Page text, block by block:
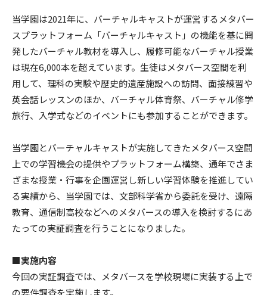
当学園は2021年に、バーチャルキャストが運営するメタバー
スプラットフォーム「バーチャルキャスト」の機能を基に開
発したバーチャル教材を導入し、履修可能なバーチャル授業
は現在6,000本を超えています。生徒はメタバース空間を利
用して、理科の実験や歴史的遺産施設への訪問、面接練習や
英会話レッスンのほか、バーチャル体育祭、バーチャル修学
旅行、入学式などのイベントにも参加することができます。
当学園とバーチャルキャストが実施してきたメタバース空間
上での学習機会の提供やプラットフォーム構築、通年でさま
ざまな授業・行事を企画運営し新しい学習体験を推進してい
る実績から、当学園では、文部科学省から委託を受け、遠隔
教育、通信制高校などへのメタバースの導入を検討するにあ
たっての実証調査を行うことになりました。
■実施内容
今回の実証調査では、メタバースを学校現場に実装する上で
の要件調査を実施します。